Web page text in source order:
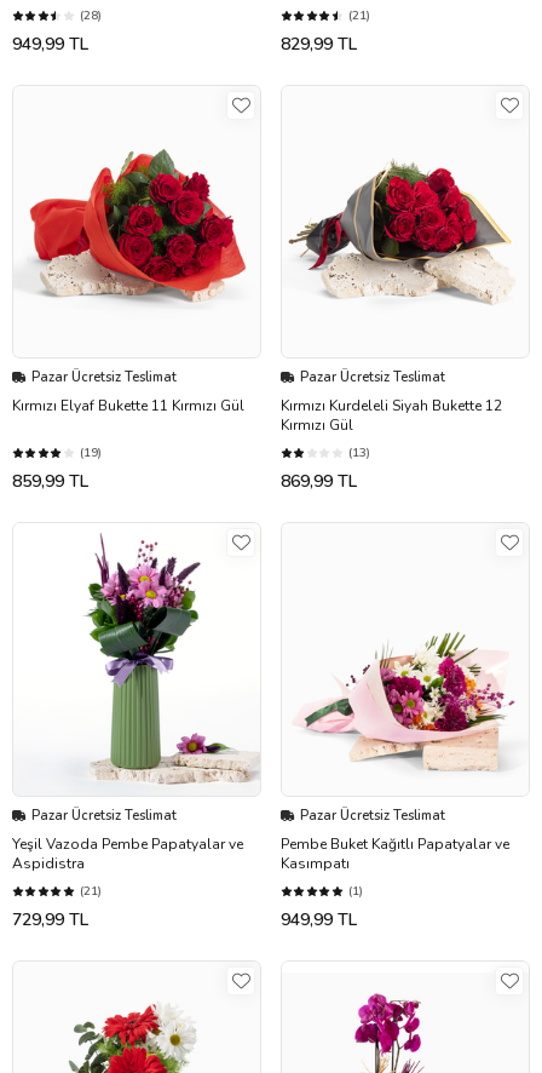
(28)
949,99 TL
(21)
829,99 TL
Pazar Ücretsiz Teslimat
Kırmızı Elyaf Bukette 11 Kırmızı Gül
(19)
859,99 TL
Pazar Ücretsiz Teslimat
Kırmızı Kurdeleli Siyah Bukette 12
Kırmızı Gül
(13)
869,99 TL
Pazar Ücretsiz Teslimat
Yeşil Vazoda Pembe Papatyalar ve
Aspidistra
(21)
729,99 TL
Pazar Ücretsiz Teslimat
Pembe Buket Kağıtlı Papatyalar ve
Kasımpatı
(1)
949,99 TL